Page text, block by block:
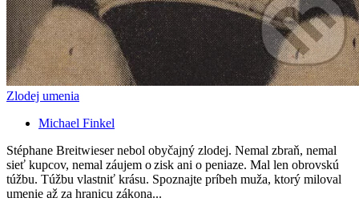
Zlodej umenia
Michael Finkel
Stéphane Breitwieser nebol obyčajný zlodej. Nemal zbraň, nemal
sieť kupcov, nemal záujem o zisk ani o peniaze. Mal len obrovskú
túžbu. Túžbu vlastniť krásu. Spoznajte príbeh muža, ktorý miloval
umenie až za hranicu zákona...